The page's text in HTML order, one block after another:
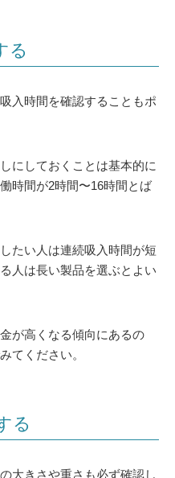
る
入時間を確認することもポ
にしておくことは基本的に
時間が2時間〜16時間とば
たい人は連続吸入時間が短
人は長い製品を選ぶとよい
が高くなる傾向にあるの
てください。
る
大きさや重さも必ず確認し